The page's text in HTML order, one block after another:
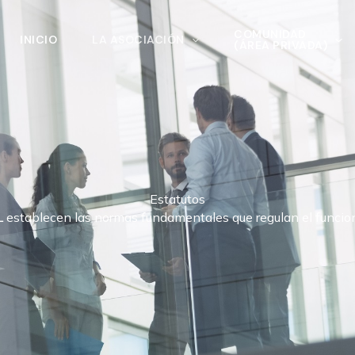
INICIO LA ASOCIACIÓN COMUNIDAD
(ÁREA PRIVADA)
Estatutos
establecen las normas fundamentales que regulan el